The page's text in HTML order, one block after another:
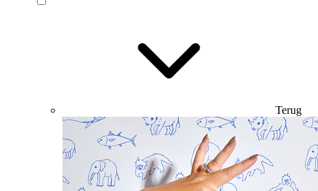
Terug